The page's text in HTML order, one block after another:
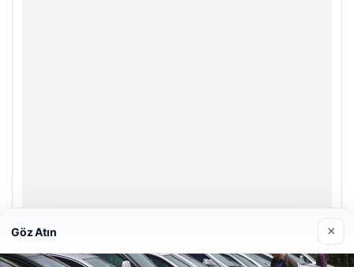
Prenses Night Club
Göz Atın ×